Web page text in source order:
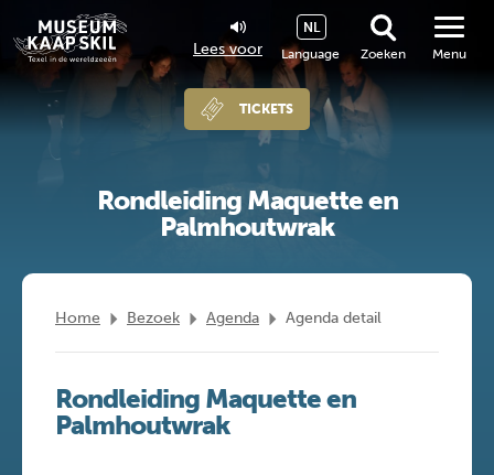
Lees voor Language
NL
Zoeken
TICKETS
Menu
Rondleiding Maquette en
Palmhoutwrak
Home Bezoek Agenda Agenda detail
Rondleiding Maquette en
Palmhoutwrak